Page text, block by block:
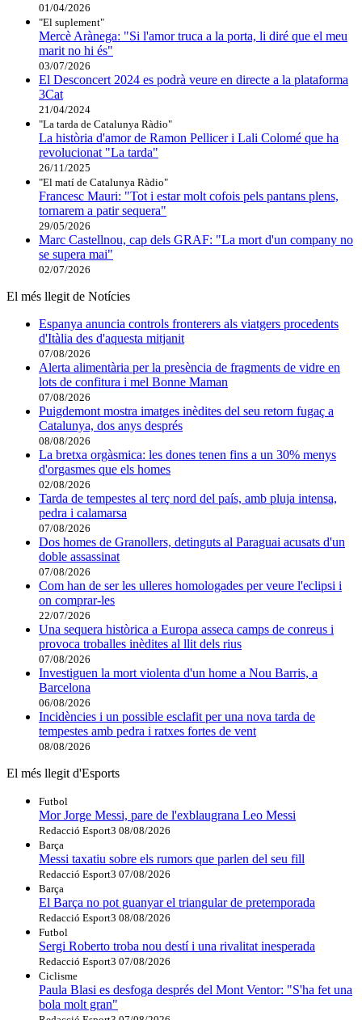
01/04/2026
"El suplement"
Mercè Arànega: "Si l'amor truca a la porta, li diré que el meu
marit no hi és"
03/07/2026
El Desconcert 2024 es podrà veure en directe a la plataforma
3Cat
21/04/2024
"La tarda de Catalunya Ràdio"
La història d'amor de Ramon Pellicer i Lali Colomé que ha
revolucionat "La tarda"
26/11/2025
"El matí de Catalunya Ràdio"
Francesc Mauri: "Tot i estar molt cofois pels pantans plens,
tornarem a patir sequera"
29/05/2026
Marc Castellnou, cap dels GRAF: "La mort d'un company no
se supera mai"
02/07/2026
El més llegit de Notícies
Espanya anuncia controls fronterers als viatgers procedents
d'Itàlia des d'aquesta mitjanit
07/08/2026
Alerta alimentària per la presència de fragments de vidre en
lots de confitura i mel Bonne Maman
07/08/2026
Puigdemont mostra imatges inèdites del seu retorn fugaç a
Catalunya, dos anys després
08/08/2026
La bretxa orgàsmica: les dones tenen fins a un 30% menys
d'orgasmes que els homes
02/08/2026
Tarda de tempestes al terç nord del país, amb pluja intensa,
pedra i calamarsa
07/08/2026
Dos homes de Granollers, detinguts al Paraguai acusats d'un
doble assassinat
07/08/2026
Com han de ser les ulleres homologades per veure l'eclipsi i
on comprar-les
22/07/2026
Una sequera històrica a Europa asseca camps de conreus i
provoca troballes inèdites al llit dels rius
07/08/2026
Investiguen la mort violenta d'un home a Nou Barris, a
Barcelona
06/08/2026
Incidències i un possible esclafit per una nova tarda de
tempestes amb pedra i ratxes fortes de vent
08/08/2026
El més llegit d'Esports
Futbol
Mor Jorge Messi, pare de l'exblaugrana Leo Messi
Redacció Esport3 08/08/2026
Barça
Messi taxatiu sobre els rumors que parlen del seu fill
Redacció Esport3 07/08/2026
Barça
El Barça no pot guanyar el triangular de pretemporada
Redacció Esport3 08/08/2026
Futbol
Sergi Roberto troba nou destí i una rivalitat inesperada
Redacció Esport3 07/08/2026
Ciclisme
Paula Blasi es desfoga després del Mont Ventor: "S'ha fet una
bola molt gran"